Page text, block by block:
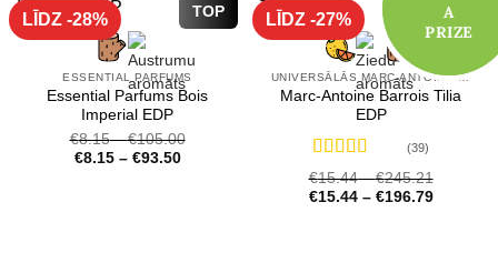
TOP
LĪDZ -28%
ESSENTIAL PARFUMS
Essential Parfums Bois
Imperial EDP
€8.15–€105.00
€8.15– €93.50
TOP
LĪDZ -27%
UNIVERSĀLĀS MARC-ANTOINE BARROIS SMARŽAS
Marc-Antoine Barrois Tilia
EDP
Novērtēts
ar4.72 no 5
(39)
€15.44–€245.21
€15.44– €196.79
A
PRIZE
A
PRIZE